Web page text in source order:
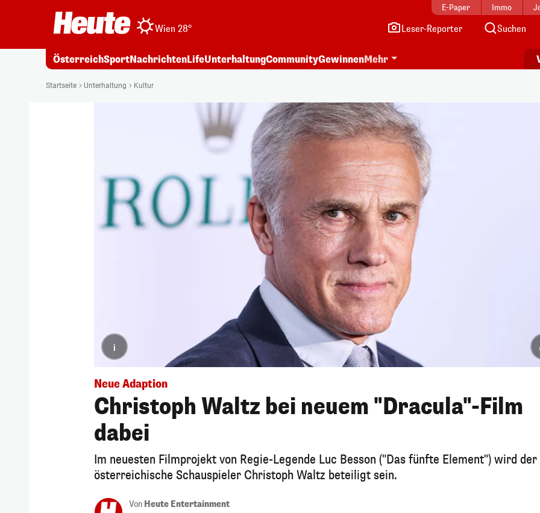
E-Paper Immo
Wien 28° Leser-Reporter Suchen
ÖsterreichSportNachrichtenLifeUnterhaltungCommunityGewinnenMehr
Startseite Unterhaltung Kultur
i
Neue Adaption
Christoph Waltz bei neuem "Dracula"-Film
dabei
Im neuesten Filmprojekt von Regie-Legende Luc Besson ("Das fünfte Element") wird der
österreichische Schauspieler Christoph Waltz beteiligt sein.
Von Heute Entertainment